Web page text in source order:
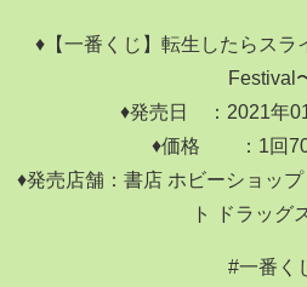
♦︎【一番くじ】転生したらスラ
Festival
♦︎発売日 ：2021年
♦︎価格 ：1回
♦︎発売店舗：書店 ホビーショッ
ト ドラッグ
#一番く